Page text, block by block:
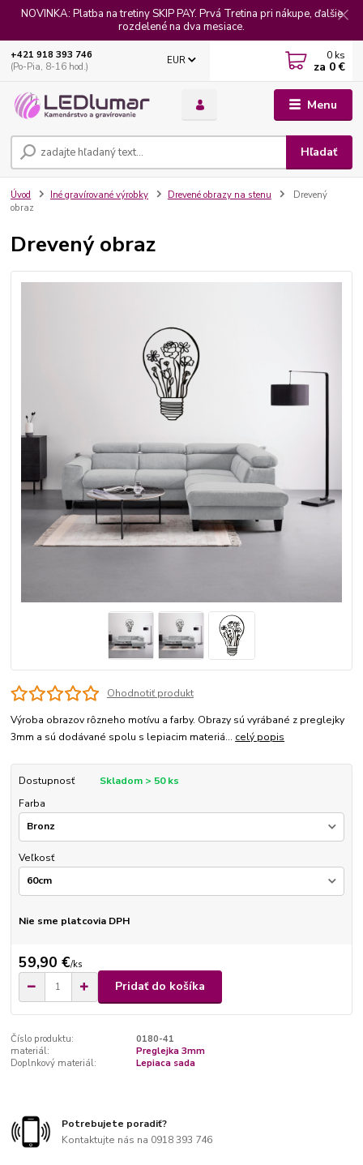
NOVINKA: Platba na tretiny SKIP PAY. Prvá Tretina pri nákupe, ďalšie
rozdelené na dva mesiace.
Menu
EUR
Hľadať
+421 918 393 746
(Po-Pia, 8-16 hod.)
0 ks
za 0 €
Úvod Iné gravírované výrobky Drevené obrazy na stenu
Drevený
obraz
Drevený obraz
Ohodnotiť produkt
Výroba obrazov rôzneho motívu a farby. Obrazy sú vyrábané z preglejky
3mm a sú dodávané spolu s lepiacim materiá... celý popis
Dostupnosť
Skladom > 50 ks
Farba
Veľkosť
Nie sme platcovia DPH
59,90 €/ks
Pridať do košíka
Číslo produktu:
0180-41
materiál:
Preglejka 3mm
Doplnkový materiál:
Lepiaca sada
Potrebujete poradiť?
Kontaktujte nás na 0918 393 746